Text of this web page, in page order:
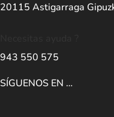
20115 Astigarraga
943 550 575
SÍGUENOS EN …